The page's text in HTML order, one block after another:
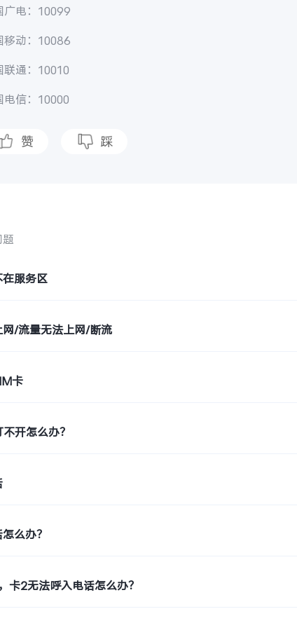
广电：10099
移动：10086
联通：10010
电信：10000
赞 踩
在服务区
网/流量无法上网/断流
卡
开怎么办？
么办？
卡2无法呼入电话怎么办？